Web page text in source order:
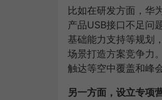
比如在研发方面，华
产品USB接口不足问
基础能力支持等规划
场景打造方案竞争力
触达等空中覆盖和峰
另一方面，设立专项